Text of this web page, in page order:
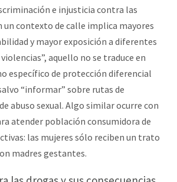
e injusticia contra las
un contexto de calle implica mayores
y mayor exposición a diferentes
aquello no se traduce en
específico de protección diferencial
“informar” sobre rutas de
abuso sexual. Algo similar ocurre con
atender población consumidora de
las mujeres sólo reciben un trato
madres gestantes.